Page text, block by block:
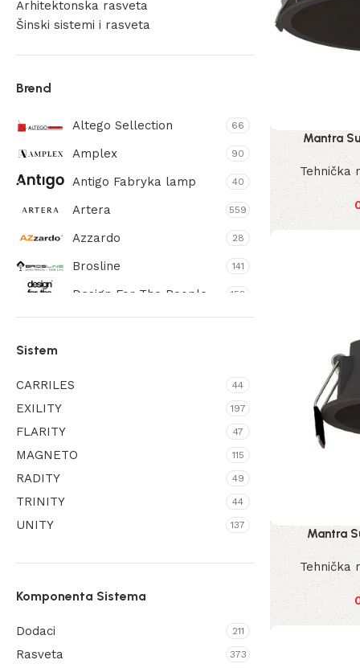
Unity
Arhitektonska rasveta
Šinski sistemi i rasveta
Brend
Altego Sellection 66
Amplex 90
Antigo Fabryka lamp 40
Artera 559
Azzardo 28
Brosline 141
Design For The People 158
Dohar
Mantra 1627
438
2112
Nordlux 997
17
94
Sistem
CARRILES 44
EXILITY 197
FLARITY 47
MAGNETO 115
RADITY 49
TRINITY 44
UNITY 137
Komponenta Sistema
Dodaci 211
Rasveta 373
Mantra
Tehnička
Mantra
Tehnička